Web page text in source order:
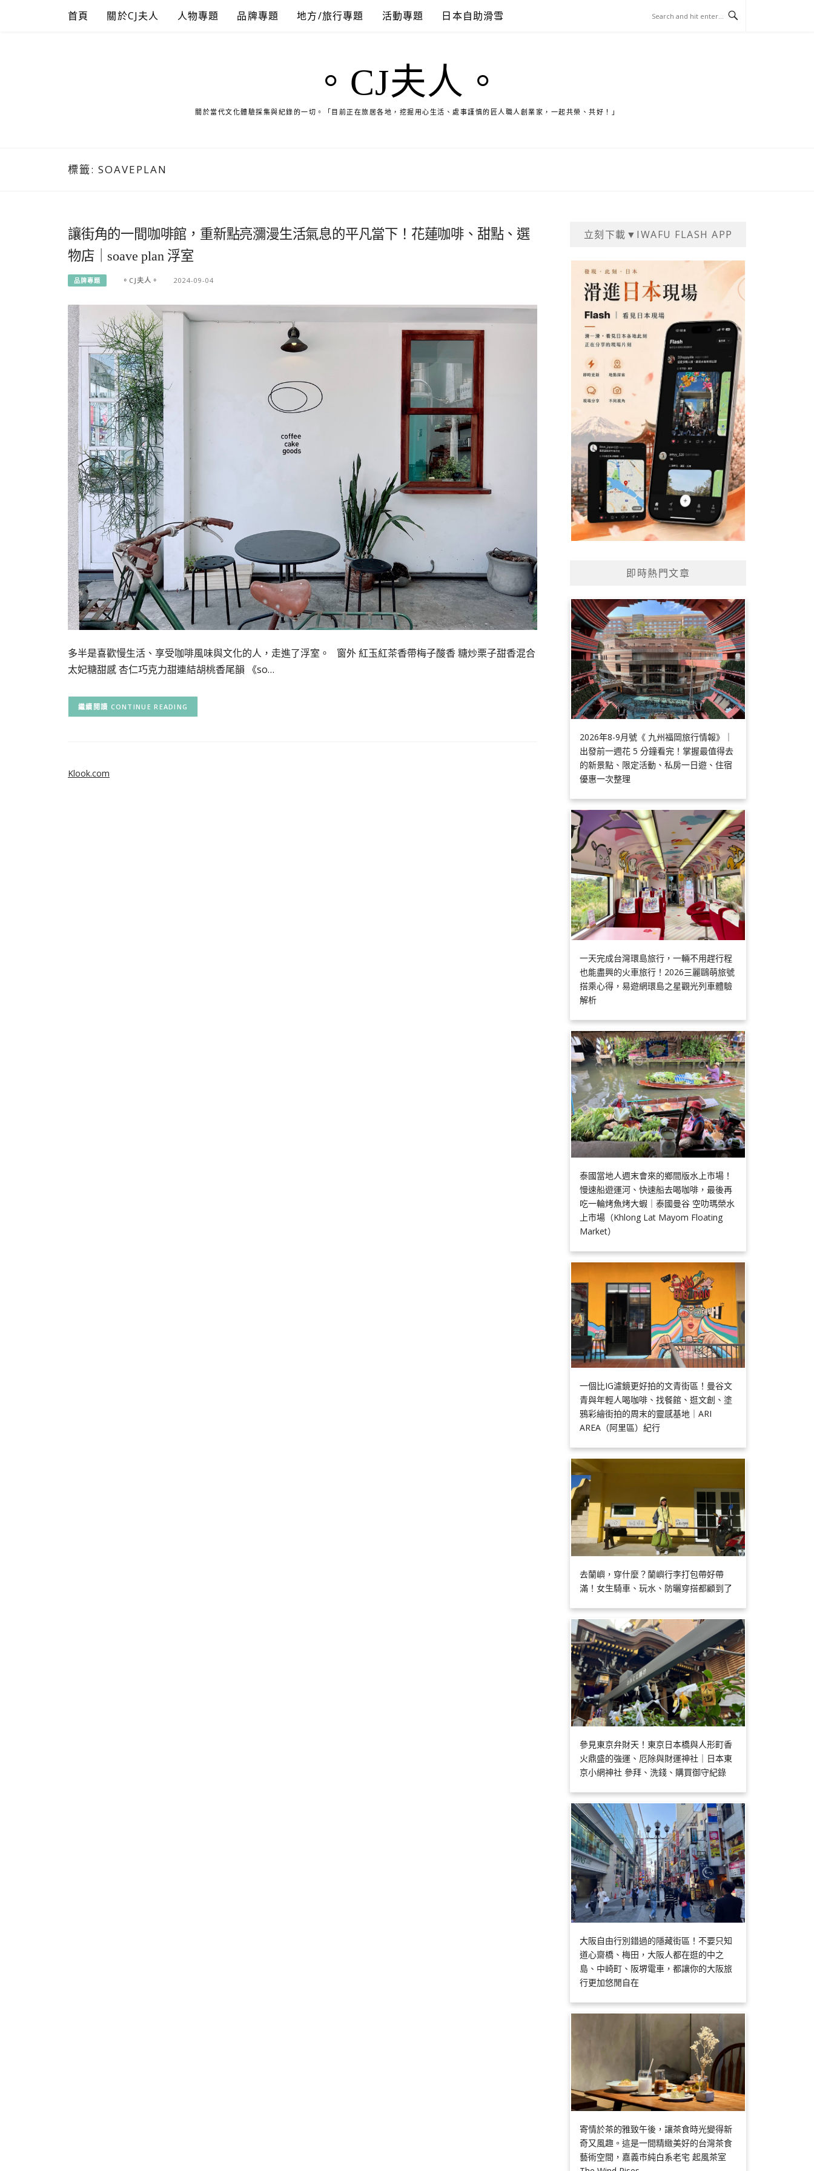
首頁 關於CJ夫人 人物專題 品牌專題 地方/旅行專題 活動專題 日本自助滑雪
。CJ夫人。
關於當代文化體驗採集與紀錄的一切。「目前正在旅居各地，挖掘用心生活、處事謹慎的匠人職人創業家，一起共榮、共好！」
標籤: SOAVEPLAN
讓街角的一間咖啡館，重新點亮瀰漫生活氣息的平凡當下！花蓮咖啡、甜點、選
物店｜soave plan 浮室
品牌專題 。CJ夫人。 2024-09-04
多半是喜歡慢生活、享受咖啡風味與文化的人，走進了浮室。 窗外 紅玉紅茶香帶梅子酸香 糖炒栗子甜香混合
太妃糖甜感 杏仁巧克力甜連結胡桃香尾韻 《so…
CONTINUE READING
立刻下載▼IWAFU FLASH APP
即時熱門文章
2026年8-9月號《 九州福岡旅行情報》｜
出發前一週花 5 分鐘看完！掌握最值得去
的新景點、限定活動、私房一日遊、住宿
優惠一次整理
一天完成台灣環島旅行，一輛不用趕行程
也能盡興的火車旅行！2026三麗鷗萌旅號
搭乘心得，易遊網環島之星觀光列車體驗
解析
泰國當地人週末會來的鄉間版水上市場！
慢速船遊運河、快速船去喝咖啡，最後再
吃一輪烤魚烤大蝦｜泰國曼谷 空叻瑪榮水
上市場（Khlong Lat Mayom Floating
Market）
一個比IG濾鏡更好拍的文青街區！曼谷文
青與年輕人喝咖啡、找餐館、逛文創、塗
鴉彩繪街拍的周末的靈感基地｜ARI
AREA（阿里區）紀行
去蘭嶼，穿什麼？蘭嶼行李打包帶好帶
滿！女生騎車、玩水、防曬穿搭都顧到了
參見東京弁財天！東京日本橋與人形町香
火鼎盛的強運、厄除與財運神社｜日本東
京小網神社 參拜、洗錢、購買御守紀錄
大阪自由行別錯過的隱藏街區！不要只知
道心齋橋、梅田，大阪人都在逛的中之
島、中崎町、阪堺電車，都讓你的大阪旅
行更加悠閒自在
寄情於茶的雅致午後，讓茶食時光變得新
奇又風趣。這是一間精緻美好的台灣茶食
藝術空間，嘉義市純白系老宅 起風茶室
Klook.com